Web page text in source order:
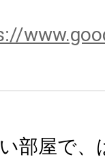
部屋で、